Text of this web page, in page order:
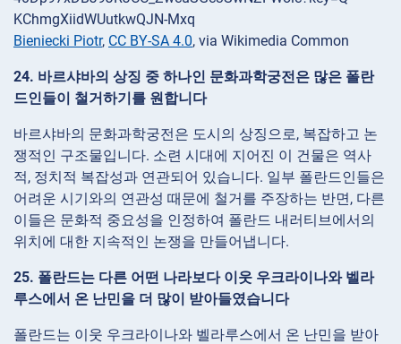
Bieniecki Piotr, CC BY-SA 4.0, via Wikimedia Common
24. 바르샤바의 상징 중 하나인 문화과학궁전은 많은 폴란
드인들이 철거하기를 원합니다
바르샤바의 문화과학궁전은 도시의 상징으로, 복잡하고 논
쟁적인 구조물입니다. 소련 시대에 지어진 이 건물은 역사
적, 정치적 복잡성과 연관되어 있습니다. 일부 폴란드인들은
어려운 시기와의 연관성 때문에 철거를 주장하는 반면, 다른
이들은 문화적 중요성을 인정하여 폴란드 내러티브에서의
위치에 대한 지속적인 논쟁을 만들어냅니다.
25. 폴란드는 다른 어떤 나라보다 이웃 우크라이나와 벨라
루스에서 온 난민을 더 많이 받아들였습니다
폴란드는 이웃 우크라이나와 벨라루스에서 온 난민을 받아